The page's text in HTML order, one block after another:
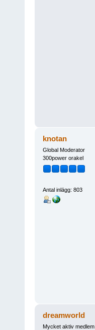
knotan
Global Moderator
300power orakel
Antal inlägg: 803
dreamworld
Mycket aktiv medlem